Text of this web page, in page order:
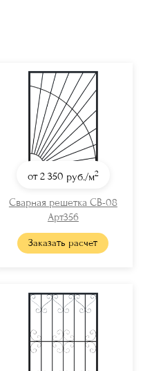
от 2 350 руб./м2
Сварная решетка СВ-08
Арт356
Заказать расчет